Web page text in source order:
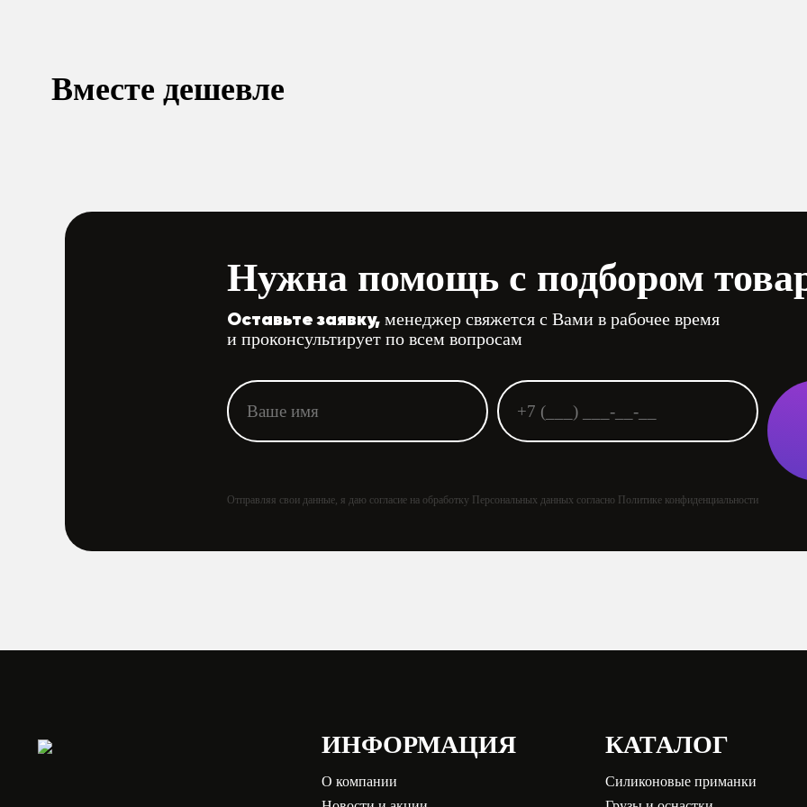
Вместе дешевле
Нужна помощь с подбором
Оставьте заявку, менеджер свяжется с Вами в рабочее время
и проконсультирует по всем вопросам
Отправляя свои данные, я даю согласие на обработку Персональных данных согласно Политике конфиденциальности
ИНФОРМАЦИЯ
О компании
КАТАЛОГ
Силиконовые приманки